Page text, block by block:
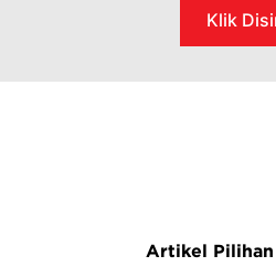
Klik
Artikel